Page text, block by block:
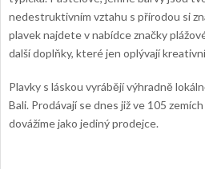
nedestruktivním vztahu s přírodou si
plavek najdete v nabídce značky
další doplňky, které jen oplývají
Plavky s láskou vyrábějí výhradně
Bali. Prodávají se dnes již ve 105
dovážíme jako jediný prodejce.